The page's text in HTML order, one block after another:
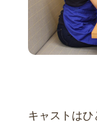
キャストは